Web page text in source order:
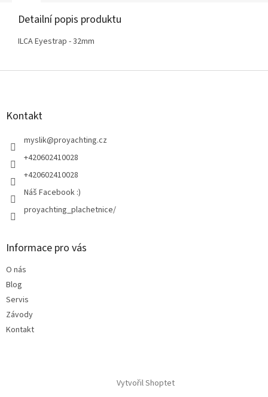
Detailní popis produktu
ILCA Eyestrap - 32mm
Z
Kontakt
myslik@proyachting.cz
+420602410028
+420602410028
Náš Facebook :)
proyachting_plachetnice/
Informace pro vás
O nás
Blog
Servis
Závody
Kontakt
Vytvořil Shoptet